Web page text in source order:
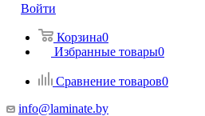
Войти
Корзина0
Избранные товары0
Сравнение товаров0
info@laminate.by